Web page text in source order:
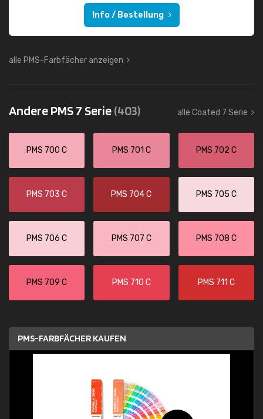
Info / Bestellung
alle PMS-Farbfächer anzeigen
Andere PMS 7 Serie(403) alle Coated 7 Serie
PMS 700 C PMS 701 C PMS 702 C
PMS 703 C PMS 704 C PMS 705 C
PMS 706 C PMS 707 C PMS 708 C
PMS 709 C PMS 710 C PMS 711 C
PMS-FARBFÄCHER KAUFEN